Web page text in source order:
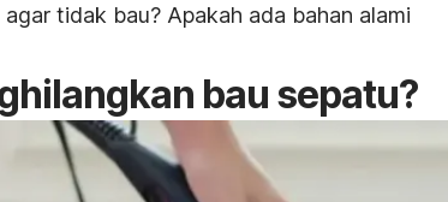
tidak bau? Apakah ada bahan alami
bau sepatu?